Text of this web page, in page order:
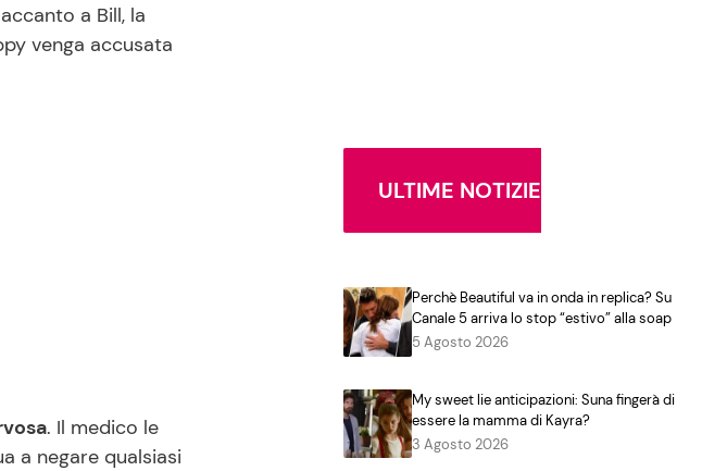
a Bill, la
venga accusata
. Il medico le
a negare qualsiasi
ULTIME NOTIZIE
Perchè Beautiful va in onda in replica? Su
Canale 5 arriva lo stop “estivo” alla soap
5 Agosto 2026
My sweet lie anticipazioni: Suna fingerà di
essere la mamma di Kayra?
3 Agosto 2026